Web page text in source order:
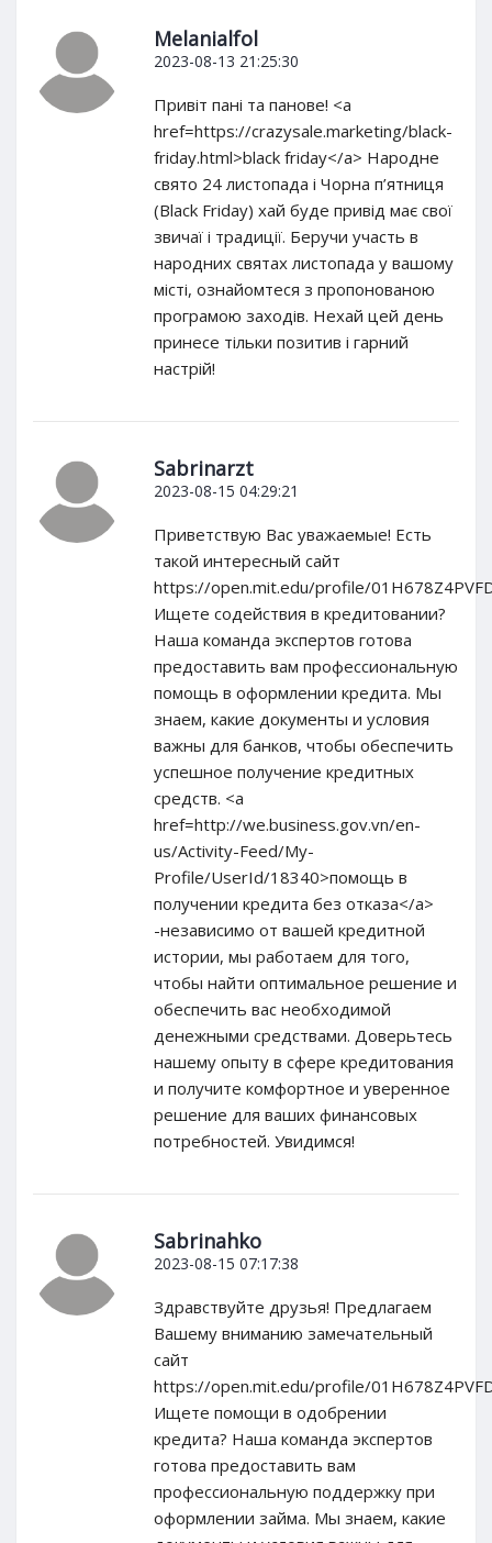
Melanialfol
2023-08-13 21:25:30
Привіт пані та панове! <a
href=https://crazysale.marketing/black-
friday.html>black friday</a> Народне
свято 24 листопада і Чорна п’ятниця
(Black Friday) хай буде привід має свої
звичаї і традиції. Беручи участь в
народних святах листопада у вашому
місті, ознайомтеся з пропонованою
програмою заходів. Нехай цей день
принесе тільки позитив і гарний
настрій!
Sabrinarzt
2023-08-15 04:29:21
Приветствую Вас уважаемые! Есть
такой интересный сайт
https://open.mit.edu/profile/
Ищете содействия в кредитовании?
Наша команда экспертов готова
предоставить вам профессиональную
помощь в оформлении кредита. Мы
знаем, какие документы и условия
важны для банков, чтобы обеспечить
успешное получение кредитных
средств. <a
href=http://we.business.gov.vn/en-
us/Activity-Feed/My-
Profile/UserId/18340>помощь в
получении кредита без отказа</a>
-независимо от вашей кредитной
истории, мы работаем для того,
чтобы найти оптимальное решение и
обеспечить вас необходимой
денежными средствами. Доверьтесь
нашему опыту в сфере кредитования
и получите комфортное и уверенное
решение для ваших финансовых
потребностей. Увидимся!
Sabrinahko
2023-08-15 07:17:38
Здравствуйте друзья! Предлагаем
Вашему вниманию замечательный
сайт
https://open.mit.edu/profile/
Ищете помощи в одобрении
кредита? Наша команда экспертов
готова предоставить вам
профессиональную поддержку при
оформлении займа. Мы знаем, какие